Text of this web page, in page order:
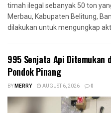
timah ilegal sebanyak 50 ton
Merbau, Kabupaten Belitung,
dilakukan untuk mengungkap
995 Senjata Api Ditemukan
Pondok Pinang
BYMERRY AUGUST 6, 2026 0